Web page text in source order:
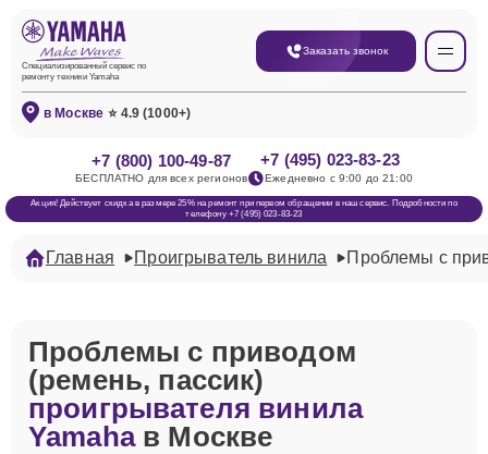
Специализированный сервис по
ремонту техники Yamaha
Заказать звонок
в Москве ⭐ 4.9 (1000+)
+7 (800) 100-49-87
БЕСПЛАТНО для всех регионов
+7 (495) 023-83-23
Ежедневно с 9:00 до 21:00
Акция! Действует скидка в размере 25% на ремонт при первом обращении в наш сервис. Подробности по
телефону +7 (495) 023-83-23
Главная Проигрыватель винила Проблемы с
Проблемы с приводом
(ремень, пассик)
проигрывателя винила
Yamahaв Москве